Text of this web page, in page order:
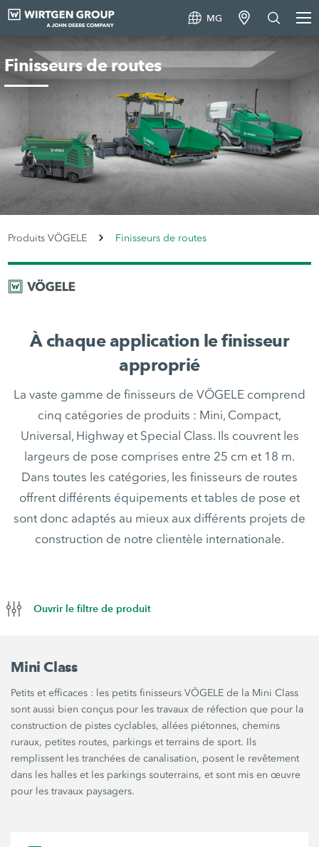
MG
Finisseurs de routes
Produits VÖGELE Finisseurs de routes
À chaque application le finisseur
approprié
La vaste gamme de finisseurs de VÖGELE comprend
cinq catégories de produits : Mini, Compact,
Universal, Highway et Special Class. Ils couvrent les
largeurs de pose comprises entre 25 cm et 18 m.
Dans toutes les catégories, les finisseurs de routes
offrent différents équipements et tables de pose et
sont donc adaptés au mieux aux différents projets de
construction de notre clientèle internationale.
Ouvrir le filtre de produit
Mini Class
Petits et efficaces : les petits finisseurs VÖGELE de la Mini Class
sont aussi bien conçus pour les travaux de réfection que pour la
construction de pistes cyclables, allées piétonnes, chemins
ruraux, petites routes, parkings et terrains de sport. Ils
remplissent les tranchées de canalisation, posent le revêtement
dans les halles et les parkings souterrains, et sont mis en œuvre
pour les travaux paysagers.